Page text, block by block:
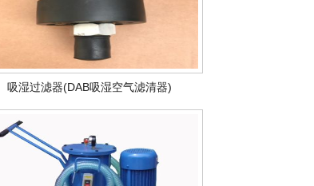
吸湿过滤器(DAB吸湿空气滤清器)